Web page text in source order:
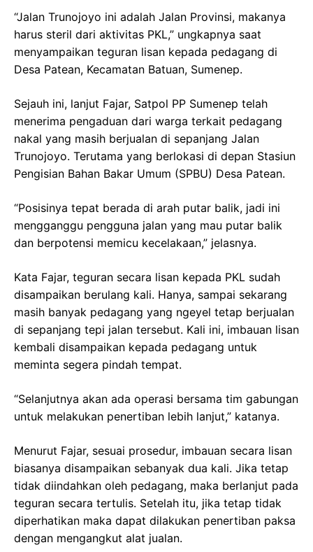
“Jalan Trunojoyo ini adalah Jalan Provinsi, makanya
harus steril dari aktivitas PKL,” ungkapnya saat
menyampaikan teguran lisan kepada pedagang di
Desa Patean, Kecamatan Batuan, Sumenep.
Sejauh ini, lanjut Fajar, Satpol PP Sumenep telah
menerima pengaduan dari warga terkait pedagang
nakal yang masih berjualan di sepanjang Jalan
Trunojoyo. Terutama yang berlokasi di depan Stasiun
Pengisian Bahan Bakar Umum (SPBU) Desa Patean.
“Posisinya tepat berada di arah putar balik, jadi ini
mengganggu pengguna jalan yang mau putar balik
dan berpotensi memicu kecelakaan,” jelasnya.
Kata Fajar, teguran secara lisan kepada PKL sudah
disampaikan berulang kali. Hanya, sampai sekarang
masih banyak pedagang yang ngeyel tetap berjualan
di sepanjang tepi jalan tersebut. Kali ini, imbauan lisan
kembali disampaikan kepada pedagang untuk
meminta segera pindah tempat.
“Selanjutnya akan ada operasi bersama tim gabungan
untuk melakukan penertiban lebih lanjut,” katanya.
Menurut Fajar, sesuai prosedur, imbauan secara lisan
biasanya disampaikan sebanyak dua kali. Jika tetap
tidak diindahkan oleh pedagang, maka berlanjut pada
teguran secara tertulis. Setelah itu, jika tetap tidak
diperhatikan maka dapat dilakukan penertiban paksa
dengan mengangkut alat jualan.